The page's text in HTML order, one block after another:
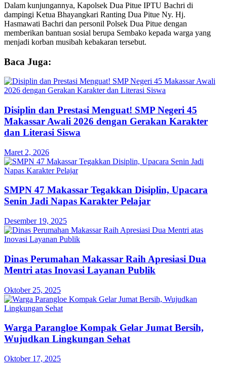
Dalam kunjungannya, Kapolsek Dua Pitue IPTU Bachri di
dampingi Ketua Bhayangkari Ranting Dua Pitue Ny. Hj.
Hasmawati Bachri dan personil Polsek Dua Pitue dengan
memberikan bantuan sosial berupa Sembako kepada warga yang
menjadi korban musibah kebakaran tersebut.
Baca Juga:
Disiplin dan Prestasi Menguat! SMP Negeri 45
Makassar Awali 2026 dengan Gerakan Karakter
dan Literasi Siswa
Maret 2, 2026
SMPN 47 Makassar Tegakkan Disiplin, Upacara
Senin Jadi Napas Karakter Pelajar
Desember 19, 2025
Dinas Perumahan Makassar Raih Apresiasi Dua
Mentri atas Inovasi Layanan Publik
Oktober 25, 2025
Warga Parangloe Kompak Gelar Jumat Bersih,
Wujudkan Lingkungan Sehat
Oktober 17, 2025